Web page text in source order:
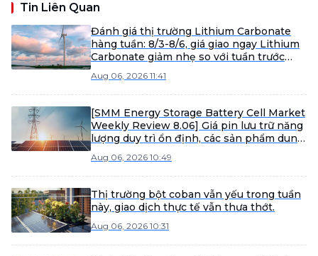
Tin Liên Quan
Đánh giá thị trường Lithium Carbonate
hàng tuần: 8/3-8/6, giá giao ngay Lithium
Carbonate giảm nhẹ so với tuần trước
Aug 06, 2026 11:41
[SMM Energy Storage Battery Cell Market
Weekly Review 8.06] Giá pin lưu trữ năng
lượng duy trì ổn định, các sản phẩm dung
trong nửa cuối năm.
Aug 06, 2026 10:49
Thị trường bột coban vẫn yếu trong tuần
này, giao dịch thực tế vẫn thưa thớt.
Aug 06, 2026 10:31